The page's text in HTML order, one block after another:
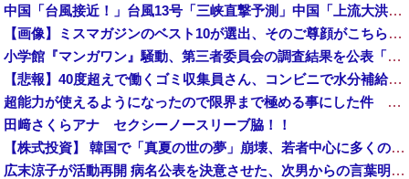
中国「台風接近！」台風13号「三峡直撃予測」中国「上流大洪水！（三峡上流」中国都市「8/5の映像（動画」三峡ダム「緊急放流（決壊危機」中国「下流大水害（震え声」→
【画像】ミスマガジンのベスト10が選出、そのご尊顔がこちらｗｗｗｗｗｗ
小学館『マンガワン』騒動、第三者委員会の調査結果を公表「今後、倫理的に許容することができないと判断した作家は使わない」
【悲報】40度超えで働くゴミ収集員さん、コンビニで水分補給しただけで市民からブチギレられてしまう
超能力が使えるようになったので限界まで極める事にした件 その７
田﨑さくらアナ セクシーノースリーブ脇！！
【株式投資】 韓国で「真夏の世の夢」崩壊、若者中心に多くの人が「人生オワタ」―中国メディア
広末涼子が活動再開 病名公表を決意させた、次男からの言葉明かす